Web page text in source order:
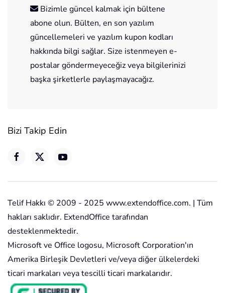
Bizimle güncel kalmak için bültene
abone olun. Bülten, en son yazılım
güncellemeleri ve yazılım kupon kodları
hakkında bilgi sağlar. Size istenmeyen e-
postalar göndermeyeceğiz veya bilgilerinizi
başka şirketlerle paylaşmayacağız.
Bizi Takip Edin
Telif Hakkı © 2009 - 2025 www.extendoffice.com. | Tüm
hakları saklıdır. ExtendOffice tarafından
desteklenmektedir.
Microsoft ve Office logosu, Microsoft Corporation'ın
Amerika Birleşik Devletleri ve/veya diğer ülkelerdeki
ticari markaları veya tescilli ticari markalarıdır.